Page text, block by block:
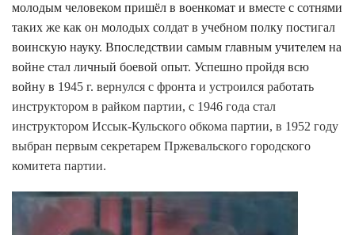
молодым человеком пришёл в военкомат и вместе с сотнями
таких же как он молодых солдат в учебном полку постигал
воинскую науку. Впоследствии самым главным учителем на
войне стал личный боевой опыт. Успешно пройдя всю
войну в 1945 г. вернулся с фронта и устроился работать
инструктором в райком партии, с 1946 года стал
инструктором Иссык-Кульского обкома партии, в 1952 году
выбран первым секретарем Пржевальского городского
комитета партии.